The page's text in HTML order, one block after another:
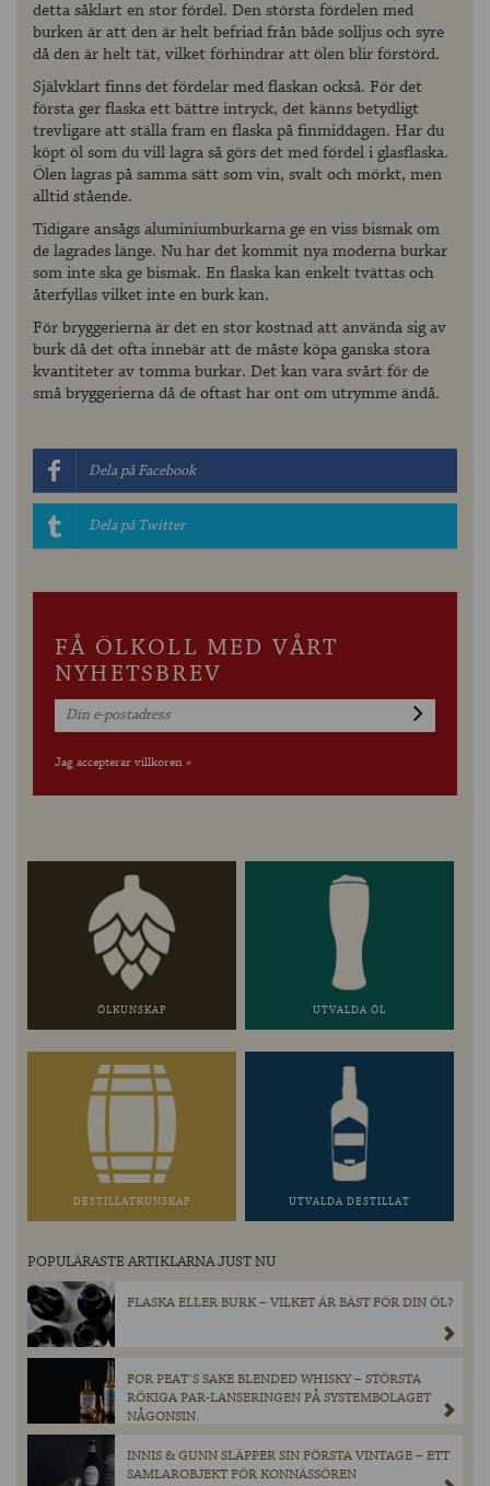
detta såklart en stor fördel. Den största fördelen med
burken är att den är helt befriad från både solljus och syre
då den är helt tät, vilket förhindrar att ölen blir förstörd.
Självklart finns det fördelar med flaskan också. För det
första ger flaska ett bättre intryck, det känns betydligt
trevligare att ställa fram en flaska på finmiddagen. Har du
köpt öl som du vill lagra så görs det med fördel i glasflaska.
Ölen lagras på samma sätt som vin, svalt och mörkt, men
alltid stående.
Tidigare ansågs aluminiumburkarna ge en viss bismak om
de lagrades länge. Nu har det kommit nya moderna burkar
som inte ska ge bismak. En flaska kan enkelt tvättas och
återfyllas vilket inte en burk kan.
För bryggerierna är det en stor kostnad att använda sig av
burk då det ofta innebär att de måste köpa ganska stora
kvantiteter av tomma burkar. Det kan vara svårt för de
små bryggerierna då de oftast har ont om utrymme ändå.
Dela på Facebook
Dela på Twitter
FÅ ÖLKOLL MED VÅRT
NYHETSBREV
Jag accepterar villkoren »
ÖLKUNSKAP UTVALDA ÖL
DESTILLATKUNSKAP UTVALDA DESTILLAT
POPULÄRASTE ARTIKLARNA JUST NU
FLASKA ELLER BURK – VILKET ÄR BÄST FÖR DIN ÖL?
FOR PEAT´S SAKE BLENDED WHISKY – STÖRSTA
RÖKIGA PAR-LANSERINGEN PÅ SYSTEMBOLAGET
NÅGONSIN.
INNIS & GUNN SLÄPPER SIN FÖRSTA VINTAGE – ETT
SAMLAROBJEKT FÖR KONNÄSSÖREN